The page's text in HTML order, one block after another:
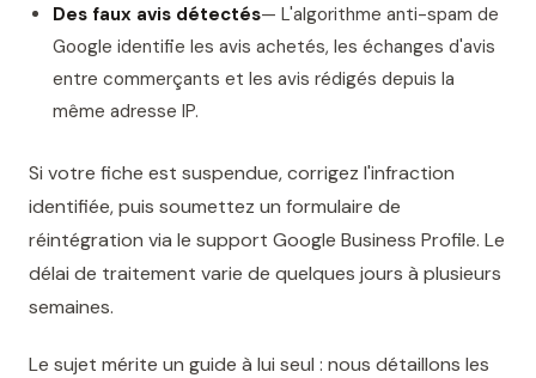
Des faux avis détectés— L'algorithme anti-spam de
Google identifie les avis achetés, les échanges d'avis
entre commerçants et les avis rédigés depuis la
même adresse IP.
Si votre fiche est suspendue, corrigez l'infraction
identifiée, puis soumettez un formulaire de
réintégration via le support Google Business Profile. Le
délai de traitement varie de quelques jours à plusieurs
semaines.
Le sujet mérite un guide à lui seul : nous détaillons les